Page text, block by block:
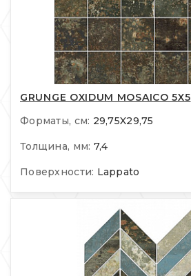
GRUNGE OXIDUM MOSAICO 5X5
Форматы, см: 29,75X29,75
Толщина, мм: 7,4
Поверхности: Lappato